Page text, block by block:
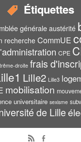
Étiquettes
générale austérité
recherche CommUE
CPE
droite frais
Lille2 Lille3
mobilisation
universitaire sexisme
de Lille